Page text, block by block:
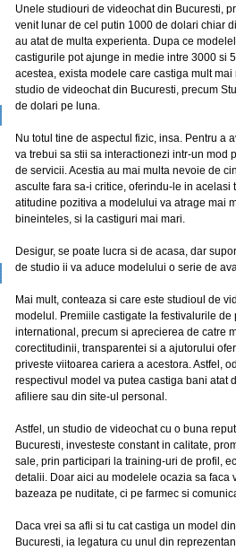
Unele studiouri de videochat din Bucuresti,
venit lunar de cel putin 1000 de dolari chiar
au atat de multa experienta. Dupa ce
castigurile pot ajunge in medie intre 3000 si
acestea, exista modele care castiga mult
studio de videochat din Bucuresti, precum
de dolari pe luna.
Nu totul tine de aspectul fizic, insa. Pentru a
va trebui sa stii sa interactionezi intr-un mod
de servicii. Acestia au mai multa nevoie de
asculte fara sa-i critice, oferindu-le in acelasi
atitudine pozitiva a modelului va atrage mai
bineinteles, si la castiguri mai mari.
Desigur, se poate lucra si de acasa, dar
de studio ii va aduce modelului o serie de
Mai mult, conteaza si care este studioul de
modelul. Premiile castigate la festivalurile de
international, precum si aprecierea de catre
corectitudinii, transparentei si a ajutorului
priveste viitoarea cariera a acestora. Astfel,
respectivul model va putea castiga bani atat
afiliere sau din site-ul personal.
Astfel, un studio de videochat cu o buna
Bucuresti, investeste constant in calitate,
sale, prin participari la training-uri de profil,
detalii. Doar aici au modelele ocazia sa faca
bazeaza pe nuditate, ci pe farmec si
Daca vrei sa afli si tu cat castiga un model
Bucuresti, ia legatura cu unul din